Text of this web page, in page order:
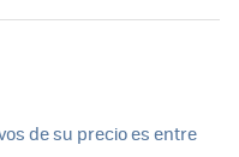
de su precio es entre